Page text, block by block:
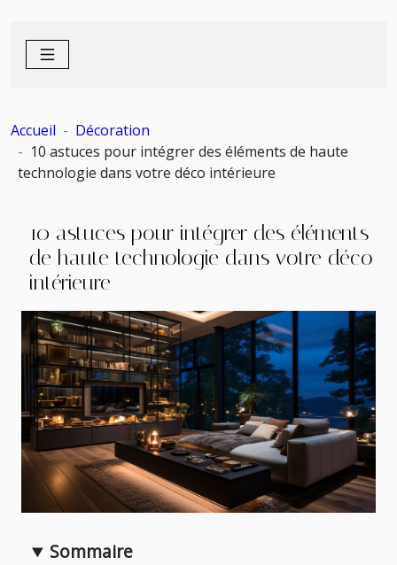
Accueil
Décoration
10 astuces pour intégrer des éléments de haute
technologie dans votre déco intérieure
10 astuces pour intégrer des éléments
de haute technologie dans votre déco
intérieure
Sommaire